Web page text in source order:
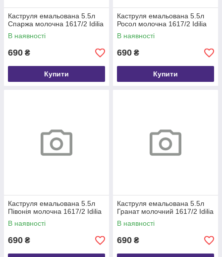
Каструля емальована 5.5л
Спаржа молочна 1617/2 Idilia
В наявності
690 ₴
Купити
Каструля емальована 5.5л
Росол молочна 1617/2 Idilia
В наявності
690 ₴
Купити
Каструля емальована 5.5л
Півонія молочна 1617/2 Idilia
В наявності
690 ₴
Каструля емальована 5.5л
Гранат молочний 1617/2 Idilia
В наявності
690 ₴